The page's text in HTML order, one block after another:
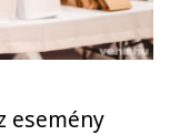
esemény